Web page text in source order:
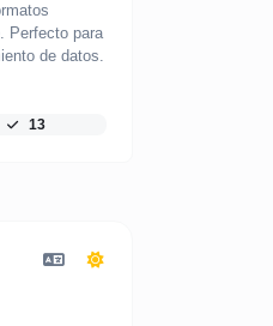
Perfecto para
de datos.
13